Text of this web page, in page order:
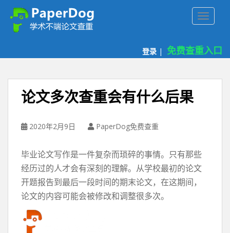
登录 | 免费查重入口
论文多次查重会有什么后果
2020年2月9日 PaperDog免费查重
毕业论文写作是一件复杂而琐碎的事情。只有那些
经历过的人才会有深刻的理解。从学校最初的论文
开题报告到最后一段时间的期末论文，在这期间，
论文的内容可能会被修改和调整很多次。